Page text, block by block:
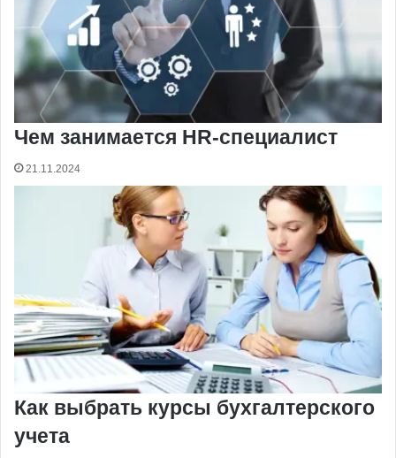
Чем занимается HR-специалист
21.11.2024
Как выбрать курсы бухгалтерского
учета